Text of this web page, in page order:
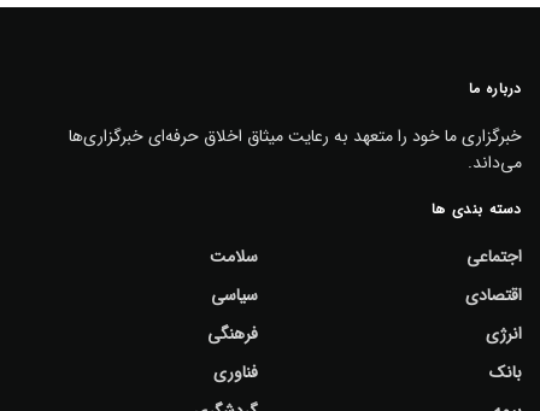
درباره ما
خبرگزاری ما خود را متعهد به رعایت میثاق اخلاق حرفه‌ای خبرگزاری‌ها
می‌داند.
دسته بندی ها
اجتماعی
اقتصادی
انرژی
بانک
سلامت
سیاسی
فرهنگی
فناوری